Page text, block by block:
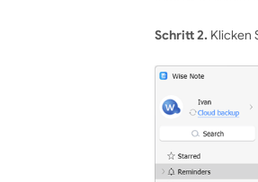
Schritt 2. Klicken